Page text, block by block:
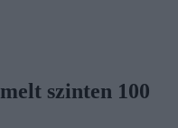
szinten 100